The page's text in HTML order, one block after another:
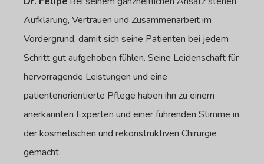
Aufklärung, Vertrauen und Zusammenarbeit im
Vordergrund, damit sich seine Patienten bei jedem
Schritt gut aufgehoben fühlen. Seine Leidenschaft für
hervorragende Leistungen und eine
patientenorientierte Pflege haben ihn zu einem
anerkannten Experten und einer führenden Stimme in
der kosmetischen und rekonstruktiven Chirurgie
gemacht.